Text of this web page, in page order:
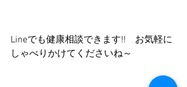
Lineでも健康相談できます!!　お気軽に
しゃべりかけてくださいね～